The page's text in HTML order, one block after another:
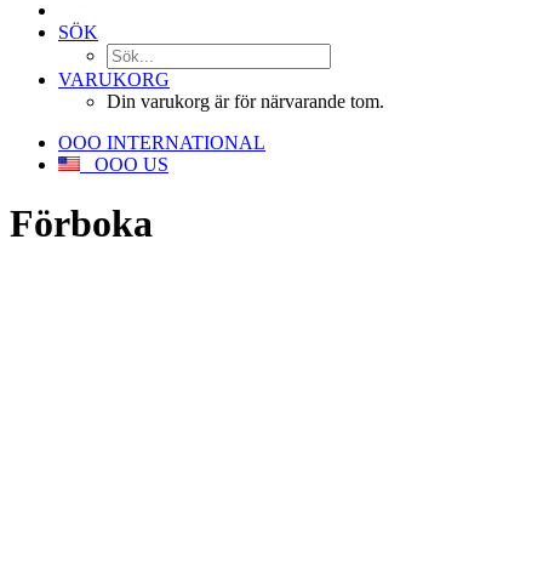
SÖK
VARUKORG
Din varukorg är för närvarande tom.
OOO INTERNATIONAL
OOO US
Förboka